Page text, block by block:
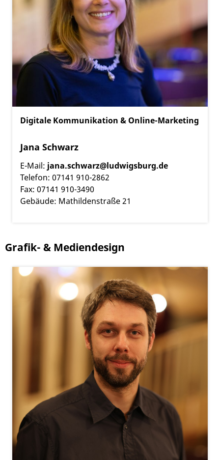
Digitale Kommunikation & Online-Marketing
Jana Schwarz
E-Mail: jana.schwarz@ludwigsburg.de
Telefon: 07141 910-2862
Fax: 07141 910-3490
Gebäude: Mathildenstraße 21
Grafik- & Mediendesign